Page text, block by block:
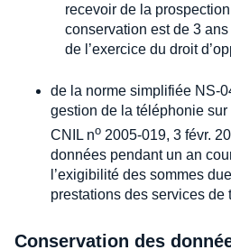
recevoir de la
conservation est de 3
de l’exercice du droit
de la norme simplifiée NS-
gestion de la téléphonie
CNIL no 2005-019, 3 févr.
données pendant un an
l’exigibilité des sommes
prestations des services de
Conservation des